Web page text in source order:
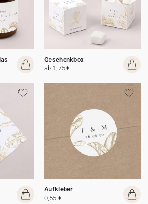
Geschenkbox
ab 1,75 €
Aufkleber
0,55 €